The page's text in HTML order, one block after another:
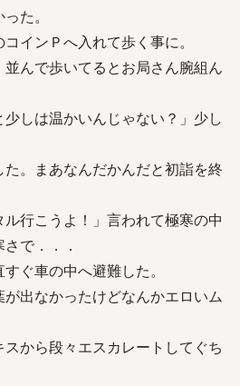
た。
インＰへ入れて歩く事に。
んで歩いてるとお局さん腕組ん
少しは温かいんじゃない？」少し
。まあなんだかんだと初詣を終
行こうよ！」言われて極寒の中
で．．．
ぐ車の中へ避難した。
が出なかったけどなんかエロいム
から段々エスカレートしてぐち